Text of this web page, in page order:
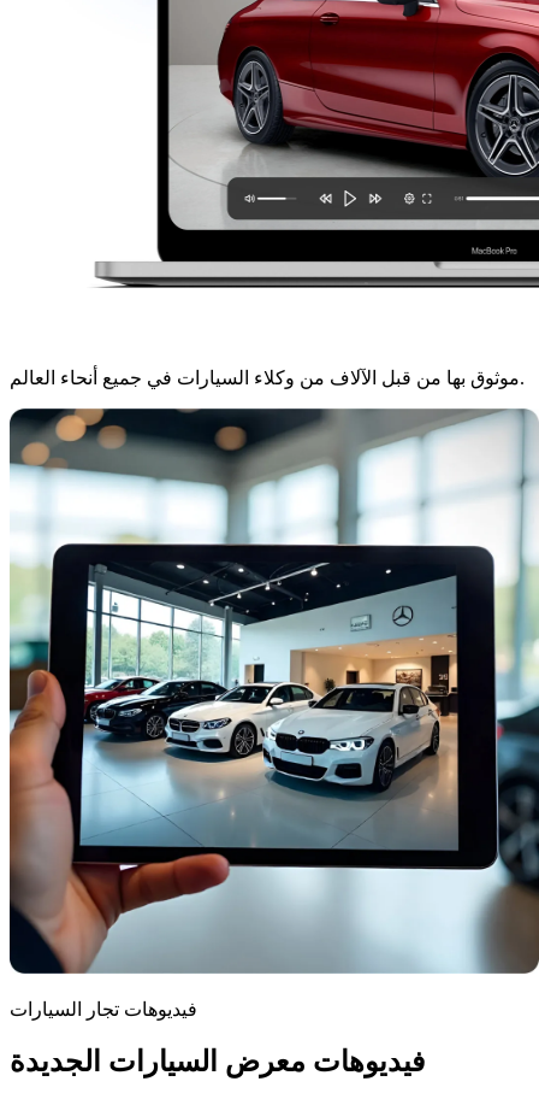
موثوق بها من قبل الآلاف من وكلاء السيارات في جميع أنحاء العالم.
فيديوهات تجار السيارات
فيديوهات معرض السيارات الجديدة